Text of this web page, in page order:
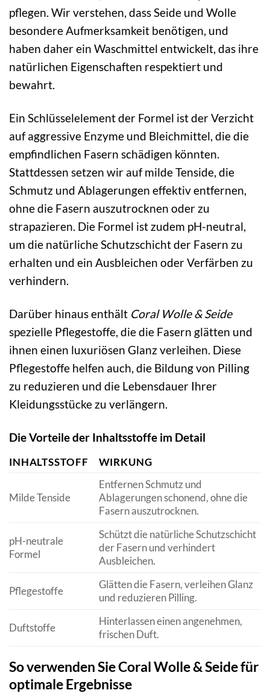
pflegen. Wir verstehen, dass Seide und Wolle
besondere Aufmerksamkeit benötigen, und
haben daher ein Waschmittel entwickelt, das ihre
natürlichen Eigenschaften respektiert und
bewahrt.
Ein Schlüsselelement der Formel ist der Verzicht
auf aggressive Enzyme und Bleichmittel, die die
empfindlichen Fasern schädigen könnten.
Stattdessen setzen wir auf milde Tenside, die
Schmutz und Ablagerungen effektiv entfernen,
ohne die Fasern auszutrocknen oder zu
strapazieren. Die Formel ist zudem pH-neutral,
um die natürliche Schutzschicht der Fasern zu
erhalten und ein Ausbleichen oder Verfärben zu
verhindern.
Darüber hinaus enthält Coral Wolle & Seide
spezielle Pflegestoffe, die die Fasern glätten und
ihnen einen luxuriösen Glanz verleihen. Diese
Pflegestoffe helfen auch, die Bildung von Pilling
zu reduzieren und die Lebensdauer Ihrer
Kleidungsstücke zu verlängern.
Die Vorteile der Inhaltsstoffe im Detail
INHALTSSTOFF WIRKUNG
Milde Tenside
Entfernen Schmutz und
Ablagerungen schonend, ohne die
Fasern auszutrocknen.
pH-neutrale
Formel
Schützt die natürliche Schutzschicht
der Fasern und verhindert
Ausbleichen.
Pflegestoffe
Glätten die Fasern, verleihen Glanz
und reduzieren Pilling.
Duftstoffe
Hinterlassen einen angenehmen,
frischen Duft.
So verwenden Sie Coral Wolle & Seide für
optimale Ergebnisse